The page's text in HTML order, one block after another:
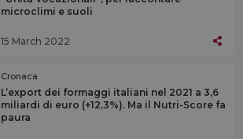
microclimi e suoli
15 March 2022
Cronaca
L’export dei formaggi italiani nel 2021 a 3,6
miliardi di euro (+12,3%). Ma il Nutri-Score fa
paura